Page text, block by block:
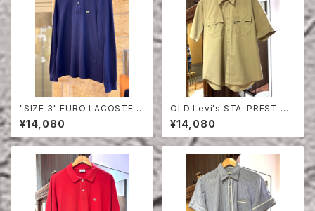
"SIZE 3" EURO LACOSTE P
OLO SHIRT LONG SLEEVE
¥14,080
OLD Levi's STA-PREST HA
LF SLEEVE SHIRT
¥14,080